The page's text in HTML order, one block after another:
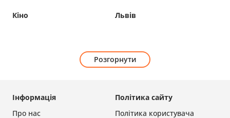
Кіно Львів
Розгорнути
Політика сайту
Політика користувача
Інформація
Про нас